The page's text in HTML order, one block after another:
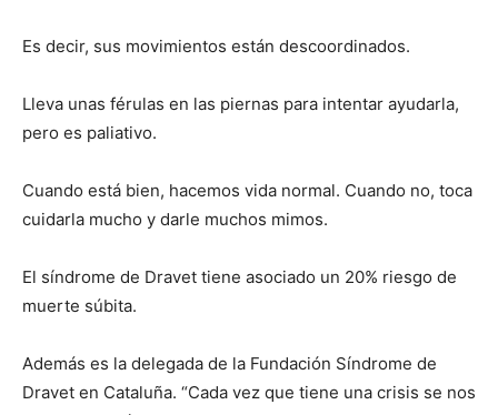
Es decir, sus movimientos están descoordinados.
Lleva unas férulas en las piernas para intentar ayudarla,
pero es paliativo.
Cuando está bien, hacemos vida normal. Cuando no, toca
cuidarla mucho y darle muchos mimos.
El síndrome de Dravet tiene asociado un 20% riesgo de
muerte súbita.
Además es la delegada de la Fundación Síndrome de
Dravet en Cataluña. “Cada vez que tiene una crisis se nos